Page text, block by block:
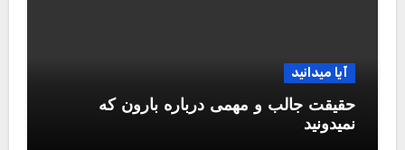
آیا میدانید
حقیقت جالب و مهمی درباره بارون که
نمیدونید